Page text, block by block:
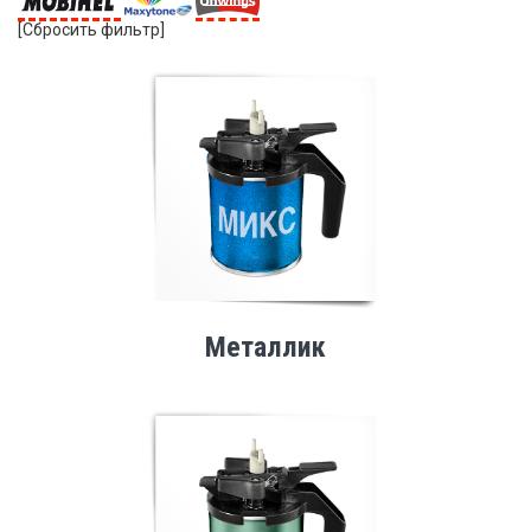
[Сбросить фильтр]
Металлик